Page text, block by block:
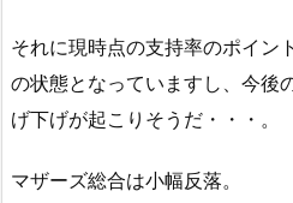
それに現時点の支持率のポイン
の状態となっていますし、今後
げ下げが起こりそうだ・・・。
マザーズ総合は小幅反落。